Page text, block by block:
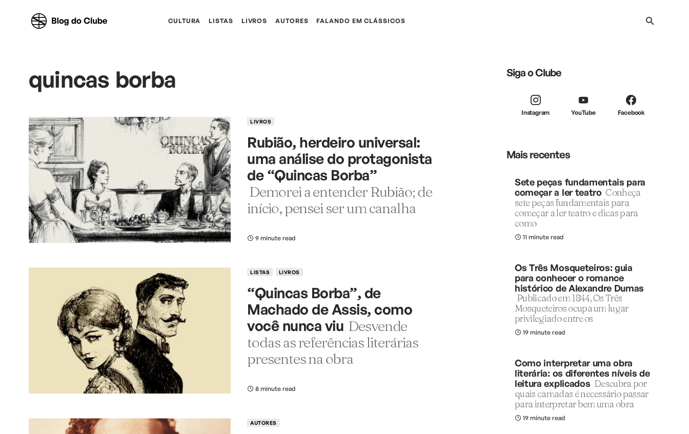
CULTURA LISTAS LIVROS AUTORES FALANDO EM CLÁSSICOS
quincas borba
LIVROS
Rubião, herdeiro universal:
uma análise do protagonista
de “Quincas Borba”
Demorei a entender Rubião; de
início, pensei ser um canalha
9 minute read
LISTAS LIVROS
“Quincas Borba”, de
Machado de Assis, como
você nunca viu Desvende
todas as referências literárias
presentes na obra
8 minute read
AUTORES
Siga o Clube
Instagram YouTube Facebook
Mais recentes
Sete peças fundamentais para
começar a ler teatro Conheça
sete peças fundamentais para
começar a ler teatro e dicas para
como
11 minute read
Os Três Mosqueteiros: guia
para conhecer o romance
histórico de Alexandre Dumas
Publicado em 1844, Os Três
Mosqueteiros ocupa um lugar
privilegiado entre os
19 minute read
Como interpretar uma obra
literária: os diferentes níveis de
leitura explicados Descubra por
quais camadas é necessário passar
para interpretar bem uma obra
19 minute read